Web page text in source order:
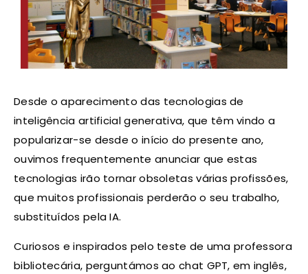
Desde o aparecimento das tecnologias de
inteligência artificial generativa, que têm vindo a
popularizar-se desde o início do presente ano,
ouvimos frequentemente anunciar que estas
tecnologias irão tornar obsoletas várias profissões,
que muitos profissionais perderão o seu trabalho,
substituídos pela IA.
Curiosos e inspirados pelo teste de uma professora
bibliotecária, perguntámos ao chat GPT, em inglês,